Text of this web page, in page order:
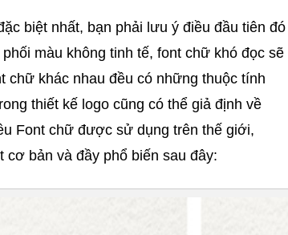
biệt nhất, bạn phải lưu ý điều đầu tiên đó
màu không tinh tế, font chữ khó đọc sẽ
chữ khác nhau đều có những thuộc tính
thiết kế logo cũng có thể giả định về
Font chữ được sử dụng trên thế giới,
bản và đầy phổ biến sau đây: